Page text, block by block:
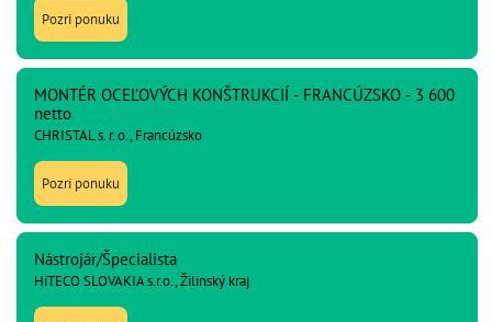
Pozri ponuku
MONTÉR OCEĽOVÝCH KONŠTRUKCIÍ - FRANCÚZSKO - 3 600
netto
CHRISTAL s. r. o., Francúzsko
Pozri ponuku
Nástrojár/Špecialista
HiTECO SLOVAKIA s.r.o., Žilinský kraj